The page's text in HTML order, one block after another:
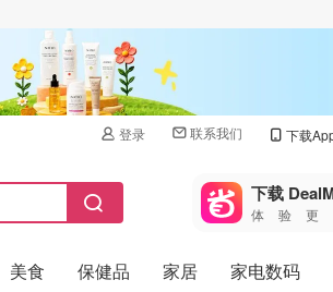
登录 联系我们 下载
🇺🇸
🇨🇳 中国
🇨🇦加拿
下载
体验更
美食 保健品 家居 家电数码